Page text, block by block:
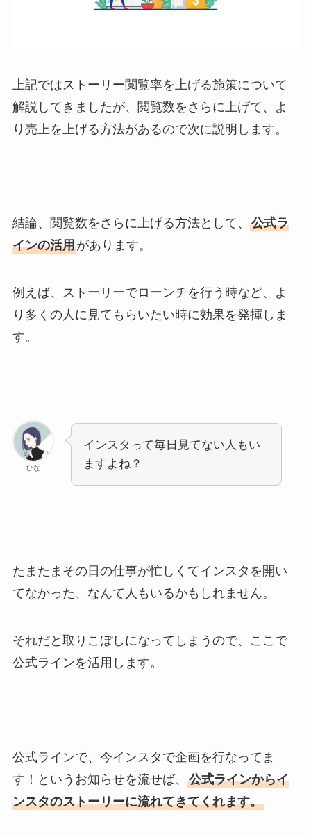
上記ではストーリー閲覧率を上げる施策について
解説してきましたが、閲覧数をさらに上げて、よ
り売上を上げる方法があるので次に説明します。
結論、閲覧数をさらに上げる方法として、 公式ラ
インの活用があります。
例えば、ストーリーでローンチを行う時など、よ
り多くの人に見てもらいたい時に効果を発揮しま
す。
ひな
インスタって毎日見てない人もい
ますよね？
たまたまその日の仕事が忙しくてインスタを開い
てなかった、なんて人もいるかもしれません。
それだと取りこぼしになってしまうので、ここで
公式ラインを活用します。
公式ラインで、今インスタで企画を行なってま
す！というお知らせを流せば、 公式ラインからイ
ンスタのストーリーに流れてきてくれます。